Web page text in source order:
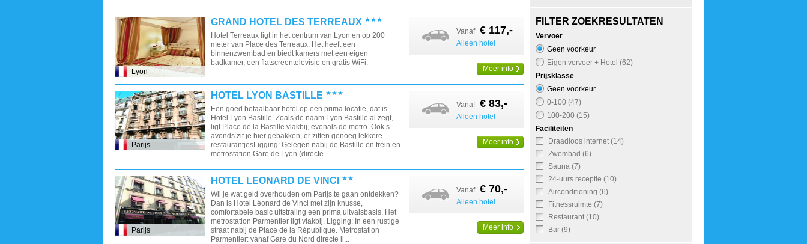
Lyon
GRAND HOTEL DES TERREAUX
Hotel Terreaux ligt in het centrum van Lyon en op 200
meter van Place des Terreaux. Het heeft een
binnenzwembad en biedt kamers met een eigen
badkamer, een flatscreentelevisie en gratis WiFi.
Vanaf € 117,-
Alleen hotel
Meer info
Parijs
HOTEL LYON BASTILLE
Een goed betaalbaar hotel op een prima locatie, dat is
Hotel Lyon Bastille. Zoals de naam Lyon Bastille al zegt,
ligt Place de la Bastille vlakbij, evenals de metro. Ook s
avonds zit je hier gebakken, er zitten genoeg lekkere
restaurantjesLigging: Gelegen nabij de Bastille en trein en
metrostation Gare de Lyon (directe...
Vanaf € 83,-
Alleen hotel
Meer info
Parijs
HOTEL LEONARD DE VINCI
Wil je wat geld overhouden om Parijs te gaan ontdekken?
Dan is Hotel Léonard de Vinci met zijn knusse,
comfortabele basic uitstraling een prima uitvalsbasis. Het
metrostation Parmentier ligt vlakbij. Ligging: In een rustige
straat nabij de Place de la République. Metrostation
Parmentier: vanaf Gare du Nord directe li...
Vanaf € 70,-
Alleen hotel
Meer info
FILTER ZOEKRESULTATEN
Vervoer
Geen voorkeur
Eigen vervoer + Hotel (62)
Prijsklasse
Geen voorkeur
0-100 (47)
100-200 (15)
Faciliteiten
Draadloos internet (14)
Zwembad (6)
Sauna (7)
24-uurs receptie (10)
Airconditioning (6)
Fitnessruimte (7)
Restaurant (10)
Bar (9)